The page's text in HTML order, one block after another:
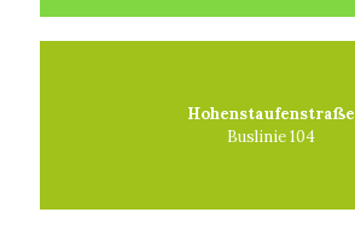
Hohenstaufenstraße
Buslinie 104